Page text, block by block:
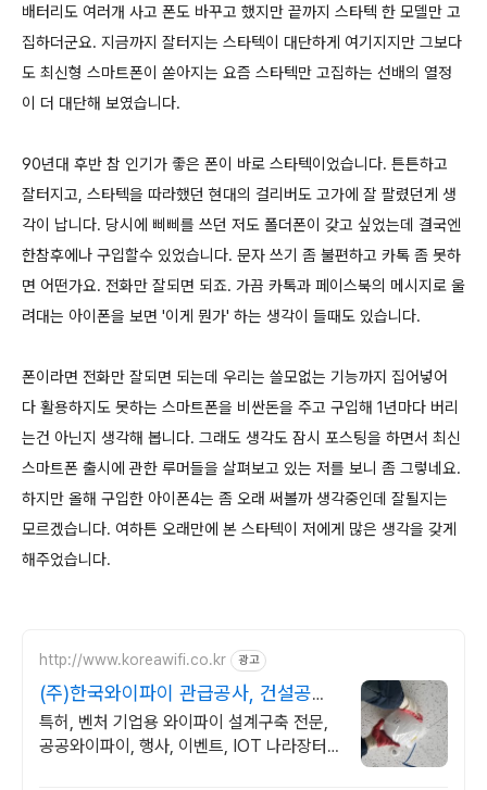
배터리도 여러개 사고 폰도 바꾸고 했지만 끝까지 스타텍 한 모델만 고
집하더군요. 지금까지 잘터지는 스타텍이 대단하게 여기지지만 그보다
도 최신형 스마트폰이 쏟아지는 요즘 스타텍만 고집하는 선배의 열정
이 더 대단해 보였습니다.
90년대 후반 참 인기가 좋은 폰이 바로 스타텍이었습니다. 튼튼하고
잘터지고, 스타텍을 따라했던 현대의 걸리버도 고가에 잘 팔렸던게 생
각이 납니다. 당시에 삐삐를 쓰던 저도 폴더폰이 갖고 싶었는데 결국엔
한참후에나 구입할수 있었습니다. 문자 쓰기 좀 불편하고 카톡 좀 못하
면 어떤가요. 전화만 잘되면 되죠. 가끔 카톡과 페이스북의 메시지로 울
려대는 아이폰을 보면 '이게 뭔가' 하는 생각이 들때도 있습니다.
폰이라면 전화만 잘되면 되는데 우리는 쓸모없는 기능까지 집어넣어
다 활용하지도 못하는 스마트폰을 비싼돈을 주고 구입해 1년마다 버리
는건 아닌지 생각해 봅니다. 그래도 생각도 잠시 포스팅을 하면서 최신
스마트폰 출시에 관한 루머들을 살펴보고 있는 저를 보니 좀 그렇네요.
하지만 올해 구입한 아이폰4는 좀 오래 써볼까 생각중인데 잘될지는
모르겠습니다. 여하튼 오래만에 본 스타텍이 저에게 많은 생각을 갖게
해주었습니다.
http://www.koreawifi.co.kr 광고
(주)한국와이파이 관급공사, 건설공사
가능
특허, 벤처 기업용 와이파이 설계구축 전문,
공공와이파이, 행사, 이벤트, IOT 나라장터